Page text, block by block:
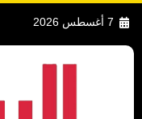
7 أغسطس 2026